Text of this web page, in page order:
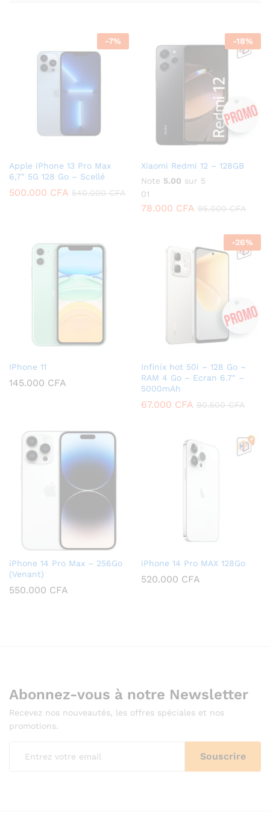
-7%
Apple iPhone 13 Pro Max
6,7″ 5G 128 Go – Scellé
500.000 CFA 540.000CFA
-18%
Xiaomi Redmi 12 – 128GB
Note 5.00 sur 5
01
78.000 CFA 95.000CFA
IPhone 11
145.000 CFA
-26%
Infinix hot 50i – 128 Go –
RAM 4 Go – Ecran 6.7″ –
5000mAh
67.000 CFA 90.500CFA
iPhone 14 Pro Max – 256Go
(Venant)
550.000 CFA
iPhone 14 Pro MAX 128Go
520.000 CFA
Abonnez-vous à notre Newsletter
Recevez nos nouveautés, les offres spéciales et nos
promotions.